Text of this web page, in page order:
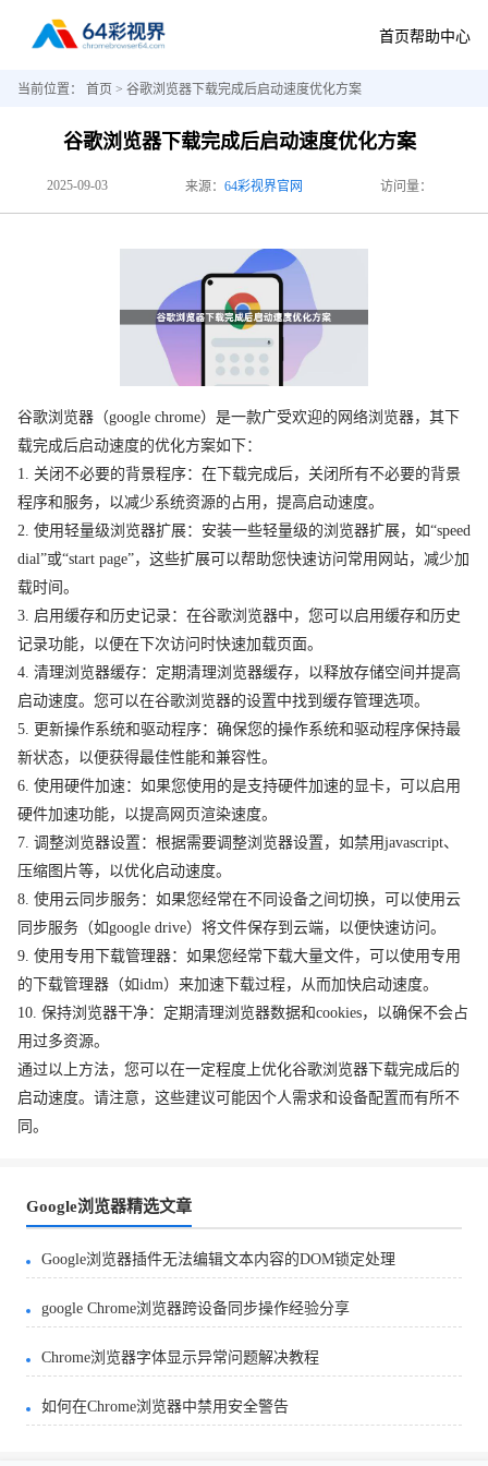
首页帮助中心
当前位置： 首页 > 谷歌浏览器下载完成后启动速度优化方案
谷歌浏览器下载完成后启动速度优化方案
2025-09-03 来源： 64彩视界官网 访问量：
谷歌浏览器（google chrome）是一款广受欢迎的网络浏览器，其下
载完成后启动速度的优化方案如下：
1. 关闭不必要的背景程序：在下载完成后，关闭所有不必要的背景
程序和服务，以减少系统资源的占用，提高启动速度。
2. 使用轻量级浏览器扩展：安装一些轻量级的浏览器扩展，如“speed
dial”或“start page”，这些扩展可以帮助您快速访问常用网站，减少加
载时间。
3. 启用缓存和历史记录：在谷歌浏览器中，您可以启用缓存和历史
记录功能，以便在下次访问时快速加载页面。
4. 清理浏览器缓存：定期清理浏览器缓存，以释放存储空间并提高
启动速度。您可以在谷歌浏览器的设置中找到缓存管理选项。
5. 更新操作系统和驱动程序：确保您的操作系统和驱动程序保持最
新状态，以便获得最佳性能和兼容性。
6. 使用硬件加速：如果您使用的是支持硬件加速的显卡，可以启用
硬件加速功能，以提高网页渲染速度。
7. 调整浏览器设置：根据需要调整浏览器设置，如禁用javascript、
压缩图片等，以优化启动速度。
8. 使用云同步服务：如果您经常在不同设备之间切换，可以使用云
同步服务（如google drive）将文件保存到云端，以便快速访问。
9. 使用专用下载管理器：如果您经常下载大量文件，可以使用专用
的下载管理器（如idm）来加速下载过程，从而加快启动速度。
10. 保持浏览器干净：定期清理浏览器数据和cookies，以确保不会占
用过多资源。
通过以上方法，您可以在一定程度上优化谷歌浏览器下载完成后的
启动速度。请注意，这些建议可能因个人需求和设备配置而有所不
同。
Google浏览器精选文章
Google浏览器插件无法编辑文本内容的DOM锁定处理
google Chrome浏览器跨设备同步操作经验分享
Chrome浏览器字体显示异常问题解决教程
如何在Chrome浏览器中禁用安全警告